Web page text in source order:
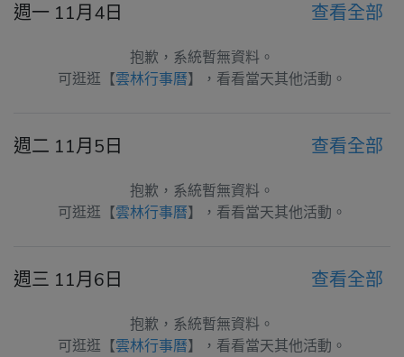
週一 11月4日 查看全部
抱歉，系統暫無資料。
可逛逛【雲林行事曆】，看看當天其他活動。
週二 11月5日 查看全部
抱歉，系統暫無資料。
可逛逛【雲林行事曆】，看看當天其他活動。
週三 11月6日 查看全部
抱歉，系統暫無資料。
可逛逛【雲林行事曆】，看看當天其他活動。